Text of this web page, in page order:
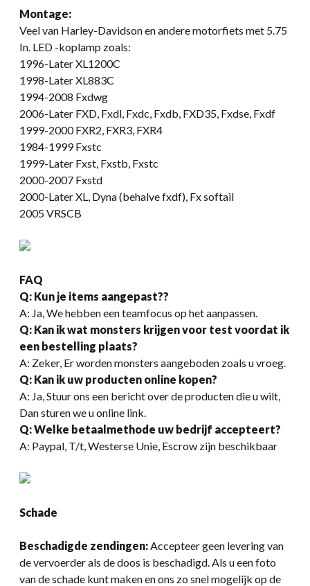
Montage:
Veel van Harley-Davidson en andere motorfiets met 5.75
In. LED -koplamp zoals:
1996-Later XL1200C
1998-Later XL883C
1994-2008 Fxdwg
2006-Later FXD, Fxdl, Fxdc, Fxdb, FXD35, Fxdse, Fxdf
1999-2000 FXR2, FXR3, FXR4
1984-1999 Fxstc
1999-Later Fxst, Fxstb, Fxstc
2000-2007 Fxstd
2000-Later XL, Dyna (behalve fxdf), Fx softail
2005 VRSCB
FAQ
Q: Kun je items aangepast??
A: Ja, We hebben een teamfocus op het aanpassen.
Q: Kan ik wat monsters krijgen voor test voordat ik
een bestelling plaats?
A: Zeker, Er worden monsters aangeboden zoals u vroeg.
Q: Kan ik uw producten online kopen?
A: Ja, Stuur ons een bericht over de producten die u wilt,
Dan sturen we u online link.
Q: Welke betaalmethode uw bedrijf accepteert?
A: Paypal, T/t, Westerse Unie, Escrow zijn beschikbaar
Schade
Beschadigde zendingen: Accepteer geen levering van
de vervoerder als de doos is beschadigd. Als u een foto
van de schade kunt maken en ons zo snel mogelijk op de